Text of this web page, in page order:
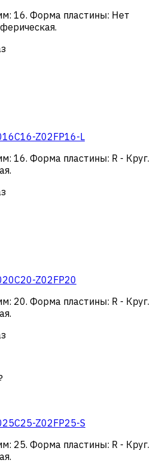
: 16. Форма пластины: Нет
.
Z02FP16-L
: 16. Форма пластины: R - Круг.
.
Z02FP20
: 20. Форма пластины: R - Круг.
.
Z02FP25-S
: 25. Форма пластины: R - Круг.
.